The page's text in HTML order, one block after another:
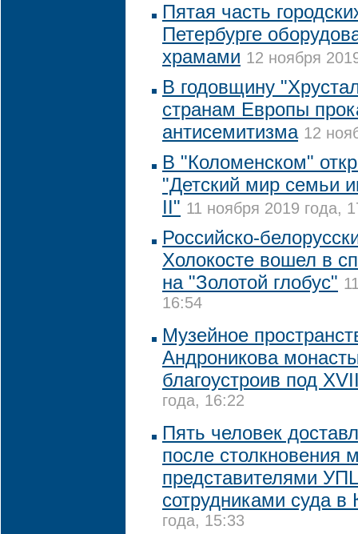
Пятая часть
Петербурге
храмами 12 ноября
В годовщину
странам Европы
антисемитизма 12
В "Коломенском"
"Детский мир семьи
II" 11 ноября 2019 года,
Российско-
Холокосте вошел в
на "Золотой глобус"
16:54
Музейное
Андроникова
благоустроив под
года, 16:22
Пять человек
после столкновения
представителями
сотрудниками суда в
года, 15:33